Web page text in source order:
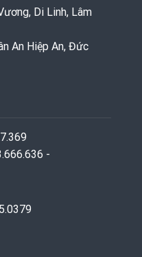
Di Linh, Lâm
An Hiệp An, Đức
-